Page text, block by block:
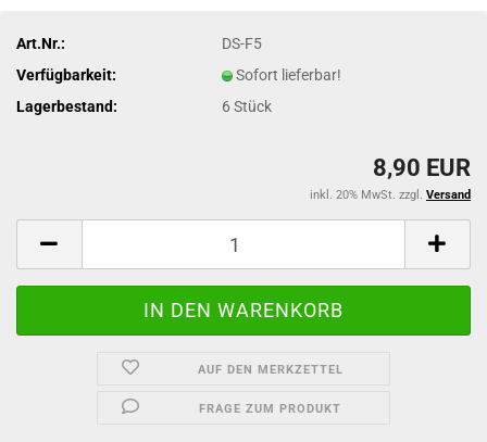
Art.Nr.:
DS-F5
Verfügbarkeit:
Sofort lieferbar!
Lagerbestand:
6Stück
8,90 EUR
inkl. 20% MwSt. zzgl. Versand
AUF DEN MERKZETTEL
FRAGE ZUM PRODUKT